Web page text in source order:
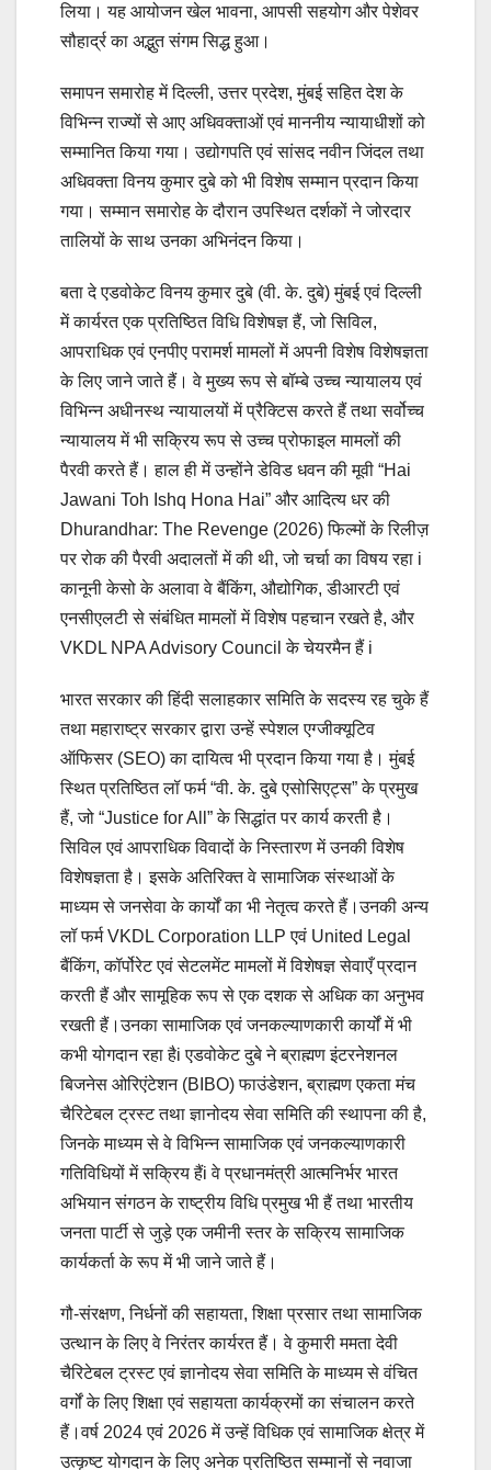
लिया। यह आयोजन खेल भावना, आपसी सहयोग और पेशेवर
सौहार्द्र का अद्भुत संगम सिद्ध हुआ।
समापन समारोह में दिल्ली, उत्तर प्रदेश, मुंबई सहित देश के
विभिन्न राज्यों से आए अधिवक्ताओं एवं माननीय न्यायाधीशों को
सम्मानित किया गया। उद्योगपति एवं सांसद नवीन जिंदल तथा
अधिवक्ता विनय कुमार दुबे को भी विशेष सम्मान प्रदान किया
गया। सम्मान समारोह के दौरान उपस्थित दर्शकों ने जोरदार
तालियों के साथ उनका अभिनंदन किया।
बता दे एडवोकेट विनय कुमार दुबे (वी. के. दुबे) मुंबई एवं दिल्ली
में कार्यरत एक प्रतिष्ठित विधि विशेषज्ञ हैं, जो सिविल,
आपराधिक एवं एनपीए परामर्श मामलों में अपनी विशेष विशेषज्ञता
के लिए जाने जाते हैं। वे मुख्य रूप से बॉम्बे उच्च न्यायालय एवं
विभिन्न अधीनस्थ न्यायालयों में प्रैक्टिस करते हैं तथा सर्वोच्च
न्यायालय में भी सक्रिय रूप से उच्च प्रोफाइल मामलों की
पैरवी करते हैं। हाल ही में उन्होंने डेविड धवन की मूवी “Hai
Jawani Toh Ishq Hona Hai” और आदित्य धर की
Dhurandhar: The Revenge (2026) फिल्मों के रिलीज़
पर रोक की पैरवी अदालतों में की थी, जो चर्चा का विषय रहा i
कानूनी केसो के अलावा वे बैंकिंग, औद्योगिक, डीआरटी एवं
एनसीएलटी से संबंधित मामलों में विशेष पहचान रखते है, और
VKDL NPA Advisory Council के चेयरमैन हैं i
भारत सरकार की हिंदी सलाहकार समिति के सदस्य रह चुके हैं
तथा महाराष्ट्र सरकार द्वारा उन्हें स्पेशल एग्जीक्यूटिव
ऑफिसर (SEO) का दायित्व भी प्रदान किया गया है। मुंबई
स्थित प्रतिष्ठित लॉ फर्म “वी. के. दुबे एसोसिएट्स” के प्रमुख
हैं, जो “Justice for All” के सिद्धांत पर कार्य करती है।
सिविल एवं आपराधिक विवादों के निस्तारण में उनकी विशेष
विशेषज्ञता है। इसके अतिरिक्त वे सामाजिक संस्थाओं के
माध्यम से जनसेवा के कार्यों का भी नेतृत्व करते हैं।उनकी अन्य
लॉ फर्म VKDL Corporation LLP एवं United Legal
बैंकिंग, कॉर्पोरेट एवं सेटलमेंट मामलों में विशेषज्ञ सेवाएँ प्रदान
करती हैं और सामूहिक रूप से एक दशक से अधिक का अनुभव
रखती हैं।उनका सामाजिक एवं जनकल्याणकारी कार्यों में भी
कभी योगदान रहा हैi एडवोकेट दुबे ने ब्राह्मण इंटरनेशनल
बिजनेस ओरिएंटेशन (BIBO) फाउंडेशन, ब्राह्मण एकता मंच
चैरिटेबल ट्रस्ट तथा ज्ञानोदय सेवा समिति की स्थापना की है,
जिनके माध्यम से वे विभिन्न सामाजिक एवं जनकल्याणकारी
गतिविधियों में सक्रिय हैंi वे प्रधानमंत्री आत्मनिर्भर भारत
अभियान संगठन के राष्ट्रीय विधि प्रमुख भी हैं तथा भारतीय
जनता पार्टी से जुड़े एक जमीनी स्तर के सक्रिय सामाजिक
कार्यकर्ता के रूप में भी जाने जाते हैं।
गौ-संरक्षण, निर्धनों की सहायता, शिक्षा प्रसार तथा सामाजिक
उत्थान के लिए वे निरंतर कार्यरत हैं। वे कुमारी ममता देवी
चैरिटेबल ट्रस्ट एवं ज्ञानोदय सेवा समिति के माध्यम से वंचित
वर्गों के लिए शिक्षा एवं सहायता कार्यक्रमों का संचालन करते
हैं।वर्ष 2024 एवं 2026 में उन्हें विधिक एवं सामाजिक क्षेत्र में
उत्कृष्ट योगदान के लिए अनेक प्रतिष्ठित सम्मानों से नवाजा